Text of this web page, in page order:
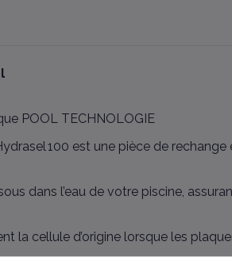
POOL TECHNOLOGIE
100 est une pièce de
dans l’eau de votre piscine,
la cellule d’origine lorsque les